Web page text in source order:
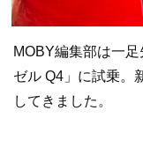
MOBY編集部は一
ゼル Q4」に試乗。
してきました。